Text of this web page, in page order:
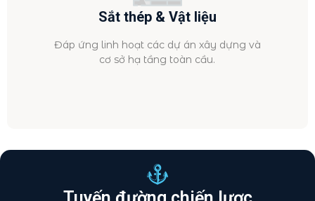
Sắt thép & Vật liệu
Đáp ứng linh hoạt các dự án xây dựng và
cơ sở hạ tầng toàn cầu.